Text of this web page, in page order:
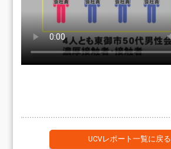
UCVレポート一覧に戻る